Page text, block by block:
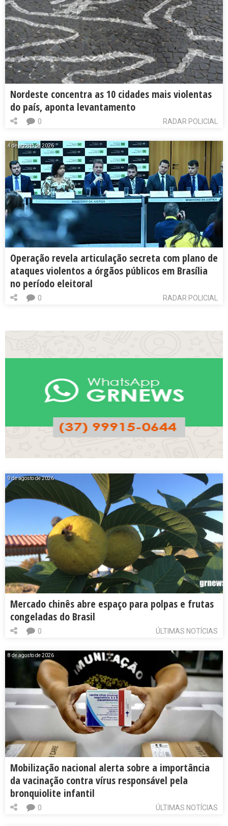
Nordeste concentra as 10 cidades mais violentas
do país, aponta levantamento
RADAR POLICIAL
0
4 de agosto de 2026
Operação revela articulação secreta com plano de
ataques violentos a órgãos públicos em Brasília
no período eleitoral
RADAR POLICIAL
0
9 de agosto de 2026
Mercado chinês abre espaço para polpas e frutas
congeladas do Brasil
ÚLTIMAS NOTÍCIAS
0
8 de agosto de 2026
Mobilização nacional alerta sobre a importância
da vacinação contra vírus responsável pela
bronquiolite infantil
ÚLTIMAS NOTÍCIAS
0